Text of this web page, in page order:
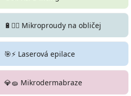
🔋💆‍♀️ Mikroproudy na obličej
🎯⚡ Laserová epilace
💎🧽 Mikrodermabraze